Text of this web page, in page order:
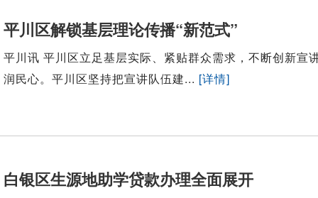
平川区解锁基层理论传播“新范式”
平川讯 平川区立足基层实际、紧贴群众需求，不断创新宣
润民心。平川区坚持把宣讲队伍建... [详情]
白银区生源地助学贷款办理全面展开